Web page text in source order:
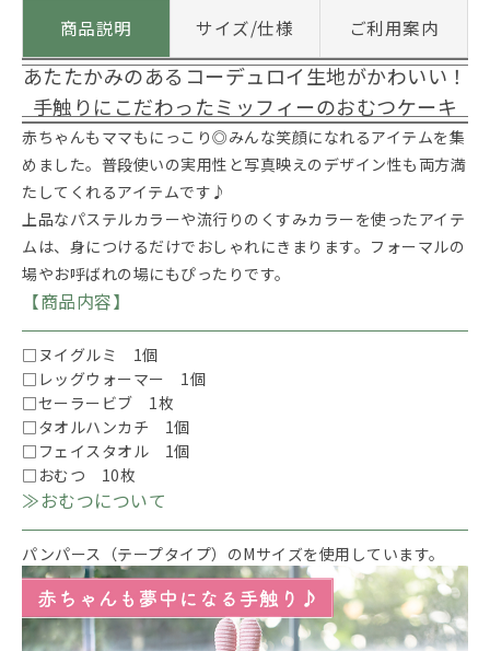
商品説明 サイズ/仕様 ご利用案内
あたたかみのあるコーデュロイ生地がかわいい！
手触りにこだわったミッフィーのおむつケーキ
赤ちゃんもママもにっこり◎みんな笑顔になれるアイテムを集
めました。普段使いの実用性と写真映えのデザイン性も両方満
たしてくれるアイテムです♪
上品なパステルカラーや流行りのくすみカラーを使ったアイテ
ムは、身につけるだけでおしゃれにきまります。フォーマルの
場やお呼ばれの場にもぴったりです。
【商品内容】
□ヌイグルミ 1個
□レッグウォーマー 1個
□セーラービブ 1枚
□タオルハンカチ 1個
□フェイスタオル 1個
□おむつ 10枚
≫おむつについて
パンパース（テープタイプ）のMサイズを使用しています。